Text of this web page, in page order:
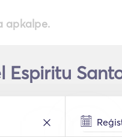
apkalpe.